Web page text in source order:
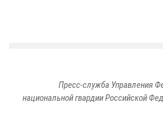
Пресс-служба Управления
национальной гвардии Российской